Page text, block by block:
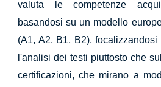
valuta le competenze
basandosi su un modello
(A1, A2, B1, B2),
l'analisi dei testi piuttosto che
certificazioni, che mirano a